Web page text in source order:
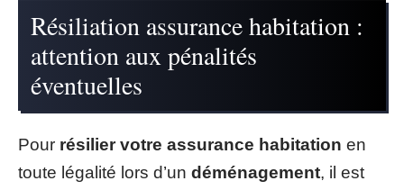
Résiliation assurance habitation :
attention aux pénalités
éventuelles
Pour résilier votre assurance habitation en
toute légalité lors d’un déménagement, il est